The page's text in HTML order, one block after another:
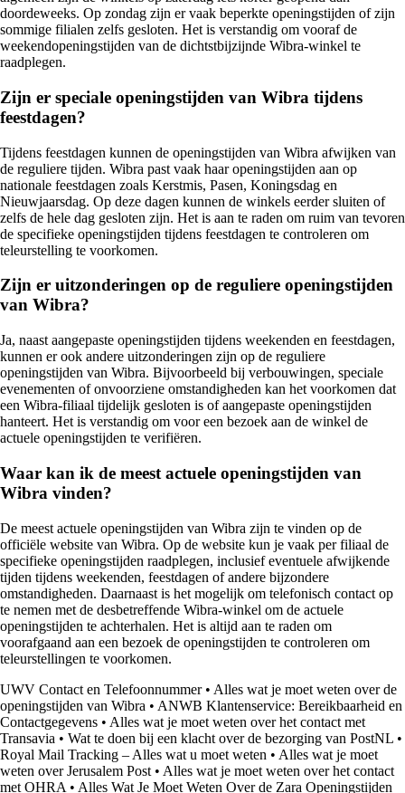
doordeweeks. Op zondag zijn er vaak beperkte openingstijden of zijn
sommige filialen zelfs gesloten. Het is verstandig om vooraf de
weekendopeningstijden van de dichtstbijzijnde Wibra-winkel te
raadplegen.
Zijn er speciale openingstijden van Wibra tijdens
feestdagen?
Tijdens feestdagen kunnen de openingstijden van Wibra afwijken van
de reguliere tijden. Wibra past vaak haar openingstijden aan op
nationale feestdagen zoals Kerstmis, Pasen, Koningsdag en
Nieuwjaarsdag. Op deze dagen kunnen de winkels eerder sluiten of
zelfs de hele dag gesloten zijn. Het is aan te raden om ruim van tevoren
de specifieke openingstijden tijdens feestdagen te controleren om
teleurstelling te voorkomen.
Zijn er uitzonderingen op de reguliere openingstijden
van Wibra?
Ja, naast aangepaste openingstijden tijdens weekenden en feestdagen,
kunnen er ook andere uitzonderingen zijn op de reguliere
openingstijden van Wibra. Bijvoorbeeld bij verbouwingen, speciale
evenementen of onvoorziene omstandigheden kan het voorkomen dat
een Wibra-filiaal tijdelijk gesloten is of aangepaste openingstijden
hanteert. Het is verstandig om voor een bezoek aan de winkel de
actuele openingstijden te verifiëren.
Waar kan ik de meest actuele openingstijden van
Wibra vinden?
De meest actuele openingstijden van Wibra zijn te vinden op de
officiële website van Wibra. Op de website kun je vaak per filiaal de
specifieke openingstijden raadplegen, inclusief eventuele afwijkende
tijden tijdens weekenden, feestdagen of andere bijzondere
omstandigheden. Daarnaast is het mogelijk om telefonisch contact op
te nemen met de desbetreffende Wibra-winkel om de actuele
openingstijden te achterhalen. Het is altijd aan te raden om
voorafgaand aan een bezoek de openingstijden te controleren om
teleurstellingen te voorkomen.
UWV Contact en Telefoonnummer• Alles wat je moet weten over de
openingstijden van Wibra • ANWB Klantenservice: Bereikbaarheid en
Contactgegevens • Alles wat je moet weten over het contact met
Transavia • Wat te doen bij een klacht over de bezorging van PostNL •
Royal Mail Tracking – Alles wat u moet weten • Alles wat je moet
weten over Jerusalem Post • Alles wat je moet weten over het contact
met OHRA • Alles Wat Je Moet Weten Over de Zara Openingstijden